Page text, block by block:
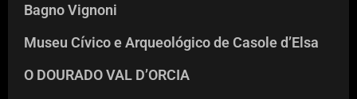
Bagno Vignoni
Museu Cívico e Arqueológico de Casole d’Elsa
O DOURADO VAL D’ORCIA